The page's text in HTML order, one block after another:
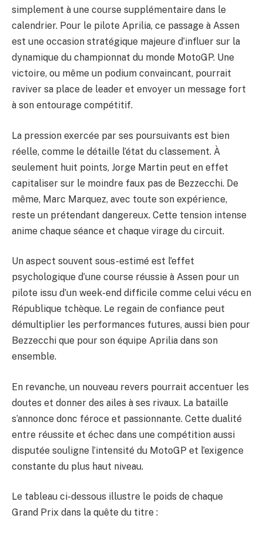
simplement à une course supplémentaire dans le
calendrier. Pour le pilote Aprilia, ce passage à Assen
est une occasion stratégique majeure d’influer sur la
dynamique du championnat du monde MotoGP. Une
victoire, ou même un podium convaincant, pourrait
raviver sa place de leader et envoyer un message fort
à son entourage compétitif.
La pression exercée par ses poursuivants est bien
réelle, comme le détaille l’état du classement. À
seulement huit points, Jorge Martin peut en effet
capitaliser sur le moindre faux pas de Bezzecchi. De
même, Marc Marquez, avec toute son expérience,
reste un prétendant dangereux. Cette tension intense
anime chaque séance et chaque virage du circuit.
Un aspect souvent sous-estimé est l’effet
psychologique d’une course réussie à Assen pour un
pilote issu d’un week-end difficile comme celui vécu en
République tchèque. Le regain de confiance peut
démultiplier les performances futures, aussi bien pour
Bezzecchi que pour son équipe Aprilia dans son
ensemble.
En revanche, un nouveau revers pourrait accentuer les
doutes et donner des ailes à ses rivaux. La bataille
s’annonce donc féroce et passionnante. Cette dualité
entre réussite et échec dans une compétition aussi
disputée souligne l’intensité du MotoGP et l’exigence
constante du plus haut niveau.
Le tableau ci-dessous illustre le poids de chaque
Grand Prix dans la quête du titre :